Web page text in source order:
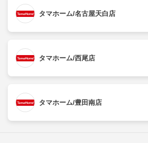
タマホーム/名古屋天白店
タマホーム/西尾店
タマホーム/豊田南店